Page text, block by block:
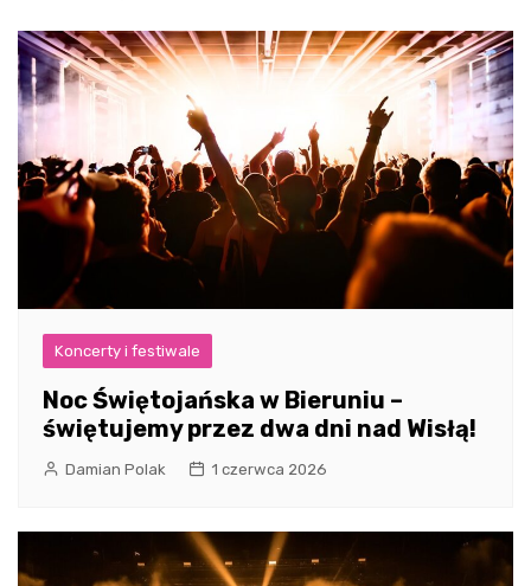
Koncerty i festiwale
Noc Świętojańska w Bieruniu –
świętujemy przez dwa dni nad Wisłą!
Damian Polak 1 czerwca 2026